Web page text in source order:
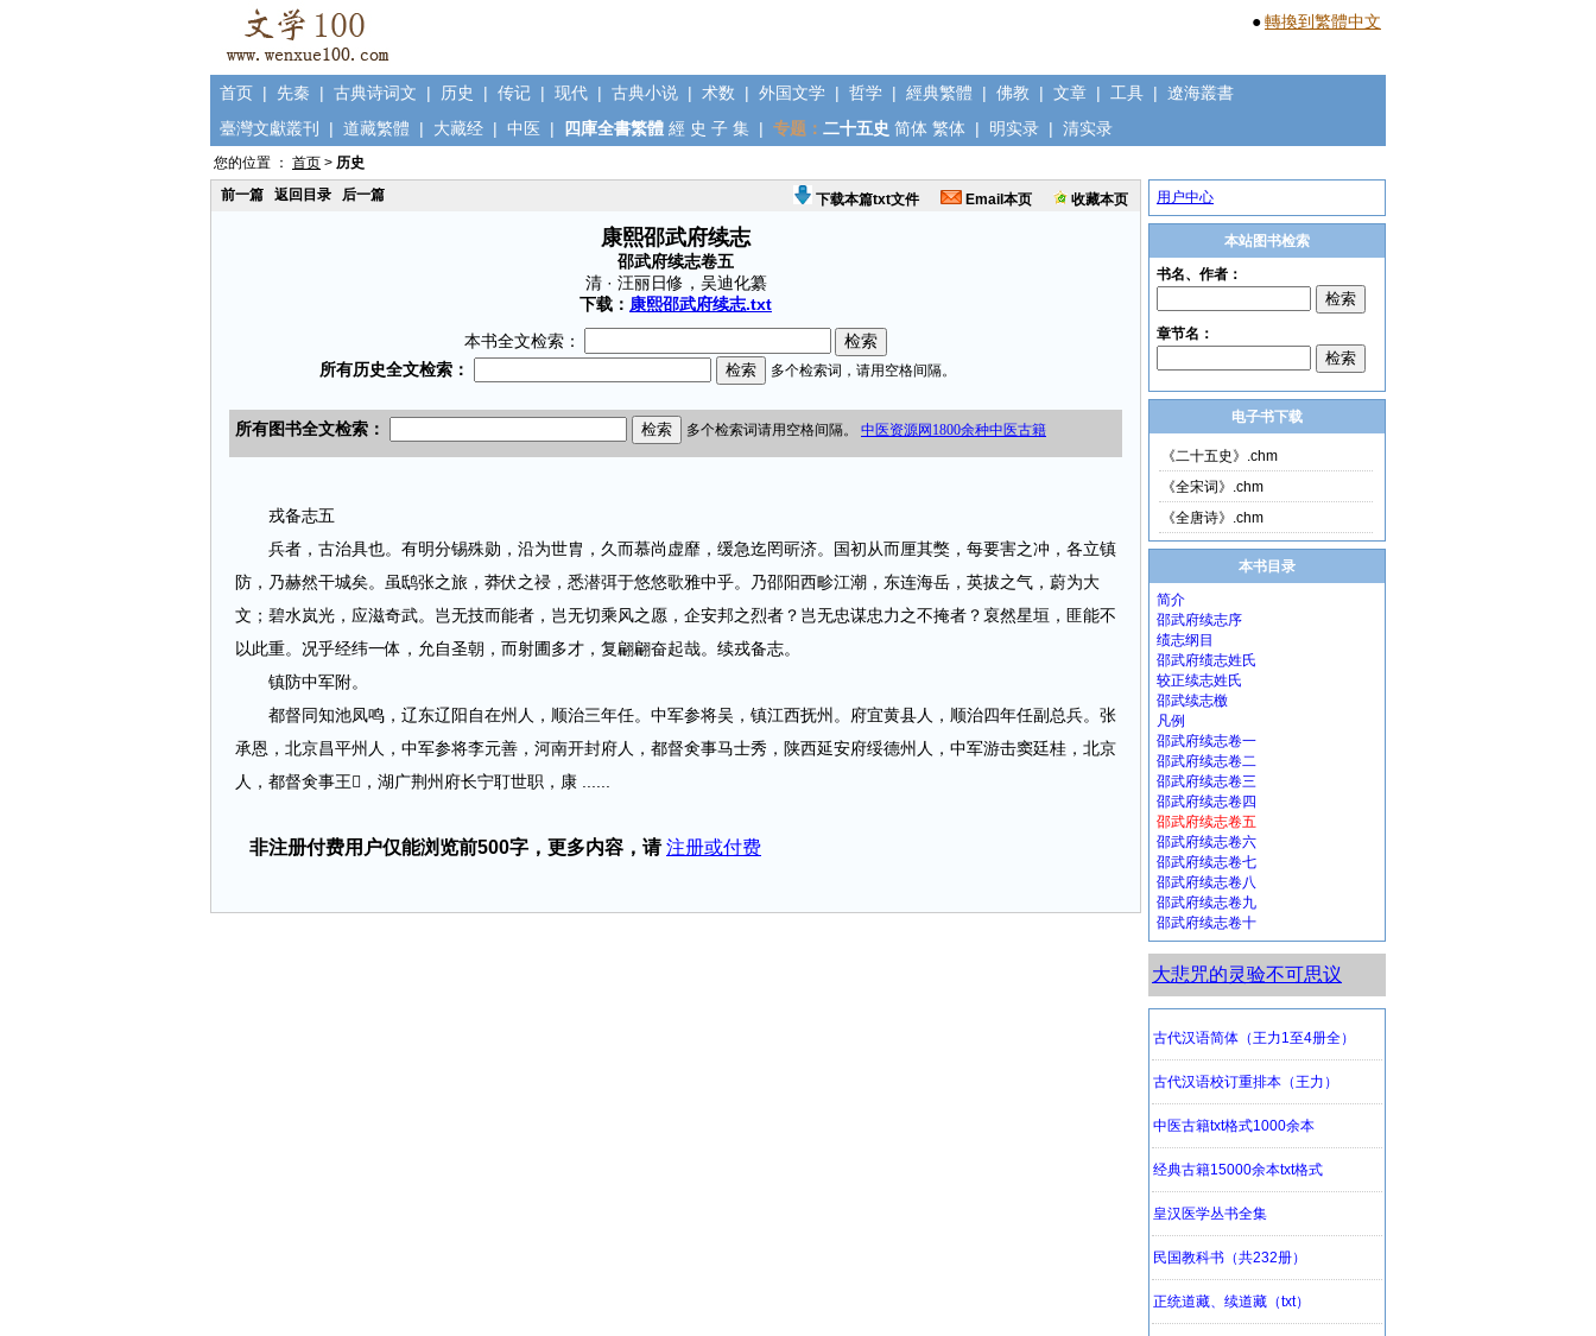
●轉換到繁體中文
首页 | 先秦 | 古典诗词文 | 历史 | 传记 | 现代 | 古典小说 | 术数 | 外国文学 | 哲学 | 經典繁體 | 佛教 | 文章 | 工具 | 遼海叢書
臺灣文獻叢刊
| 道藏繁體 | 大藏经 | 中医 | 四庫全書繁體 經 史 子 集 | 专题： 二十五史 简体 繁体 | 明实录 | 清实录
您的位置 ： 首页 > 历史
前一篇
返回目录 后一篇 下载本篇txt文件 Email本页 收藏本页
康熙邵武府续志
邵武府续志卷五
清 · 汪丽日修，吴迪化纂
下载： 康熙邵武府续志.txt
本书全文检索：
戎备志五
兵者，古治具也。有明分锡殊勋，沿为世胄，久而慕尚虚靡，缓急迄罔㪽济。国初从而厘其獘，每要害之冲，各立镇
防，乃赫然干城矣。虽鸱张之旅，莽伏之祲，悉潜弭于悠悠歌雅中乎。乃邵阳西畛江潮，东连海岳，英拔之气，蔚为大
文；碧水岚光，应滋奇武。岂无技而能者，岂无切乘风之愿，企安邦之烈者？岂无忠谋忠力之不掩者？裒然星垣，匪能不
以此重。况乎经纬一体，允自圣朝，而射圃多才，复翩翩奋起哉。续戎备志。
镇防中军附。
都督同知池凤鸣，辽东辽阳自在州人，顺治三年任。中军参将吴，镇江西抚州。府宜黄县人，顺治四年任副总兵。张
承恩，北京昌平州人，中军参将李元善，河南开封府人，都督㑒事马士秀，陕西延安府绥德州人，中军游击窦廷桂，北京
人，都督㑒事王𬭅，湖广荆州府长宁耵世职，康 ......
非注册付费用户仅能浏览前500字，更多内容，请 注册或付费
用户中心
本站图书检索
电子书下载
《二十五史》.chm
《全宋词》.chm
《全唐诗》.chm
本书目录
简介
邵武府续志序
绩志纲目
邵武府绩志姓氏
较正续志姓氏
邵武续志檄
凡例
邵武府续志卷一
邵武府续志卷二
邵武府续志卷三
邵武府续志卷四
邵武府续志卷五
邵武府续志卷六
邵武府续志卷七
邵武府续志卷八
邵武府续志卷九
邵武府续志卷十
大悲咒的灵验不可思议